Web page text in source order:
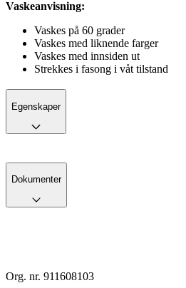
Vaskeanvisning:
Vaskes på 60 grader
Vaskes med liknende farger
Vaskes med innsiden ut
Strekkes i fasong i våt tilstand
Egenskaper
Dokumenter
Org. nr. 911608103